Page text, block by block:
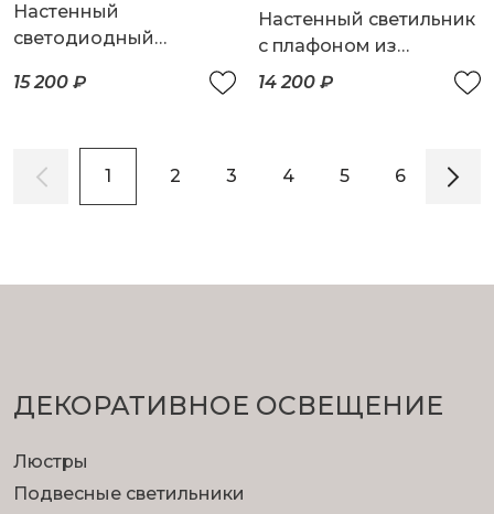
Настенный
светодиодный
15 200 ₽
Настенный светильник
с плафоном из
фактурного стекла
14 200 ₽
1 2 3 4 5 6
ДЕКОРАТИВНОЕ ОСВЕЩЕНИЕ
Люстры
Подвесные светильники